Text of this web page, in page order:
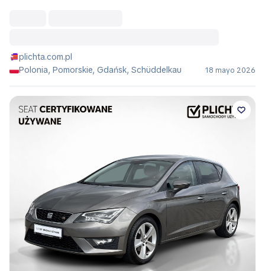
plichta.com.pl
Polonia, Pomorskie, Gdańsk, Schüddelkau
18 mayo 2026